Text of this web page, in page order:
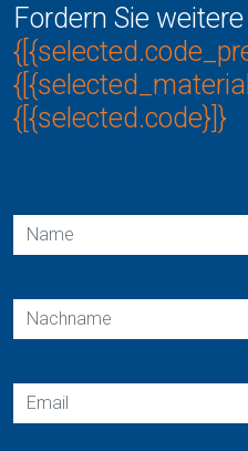
Fordern Sie
{[{selected.code}]}